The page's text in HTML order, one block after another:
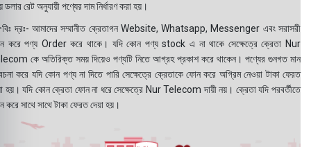
ডলার রেট অনুযায়ী পণ্যের দাম নির্ধারণ করা হয়।
দ্রঃ- আমাদের সম্মানীত ক্রেতাগন Website, Whatsapp, Messenger এবং সরাসরী
করে পণ্য Order করে থাকে। যদি কোন পণ্য stock এ না থাকে সেক্ষেত্রে ক্রেতা Nur
কে অতিরিক্ত সময় দিয়েও পণ্যটি নিতে আগ্রহ প্রকাশ করে থাকেন। পণ্যের গুনগত মান
করে যদি কোন পণ্য না দিতে পারি সেক্ষেত্রে ক্রেতাকে ফোন করে অগ্রিম নেওয়া টাকা ফেরত
হয়। যদি কোন ক্রেতা ফোন না ধরে সেক্ষেত্রে Nur Telecom দায়ী নয়। ক্রেতা যদি পরবর্তীতে
করে সাথে সাথে টাকা ফেরত দেয়া হয়।